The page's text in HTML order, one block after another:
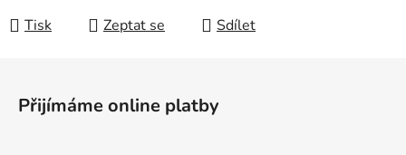
Tisk Zeptat se Sdílet
Přijímáme online platby